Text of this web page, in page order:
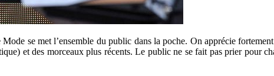
se met l’ensemble du public dans la poche. On apprécie
et des morceaux plus récents. Le public ne se fait pas prier pour